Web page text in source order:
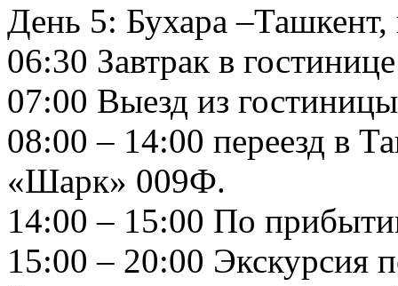
День 5: Бухара –Ташкент,
06:30 Завтрак в гостинице
07:00 Выезд из
08:00 – 14:00 переезд в
«Шарк» 009Ф.
14:00 – 15:00 По
15:00 – 20:00 Экскурсия